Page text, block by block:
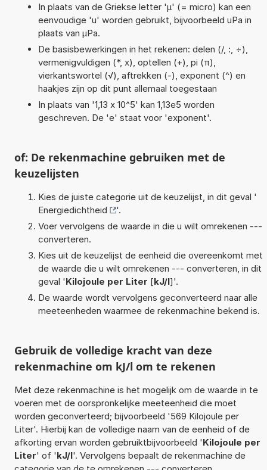
In plaats van de Griekse letter 'µ' (= micro) kan een
eenvoudige 'u' worden gebruikt, bijvoorbeeld uPa in
plaats van µPa.
De basisbewerkingen in het rekenen: delen (/, :, ÷),
vermenigvuldigen (*, x), optellen (+), pi (π),
vierkantswortel (√), aftrekken (-), exponent (^) en
haakjes zijn op dit punt allemaal toegestaan
In plaats van '1,13 x 10^5' kan 1,13e5 worden
geschreven. De 'e' staat voor 'exponent'.
of: De rekenmachine gebruiken met de
keuzelijsten
Kies de juiste categorie uit de keuzelijst, in dit geval '
Energiedichtheid
'.
Voer vervolgens de waarde in die u wilt omrekenen ---
converteren.
Kies uit de keuzelijst de eenheid die overeenkomt met
de waarde die u wilt omrekenen --- converteren, in dit
geval 'Kilojoule per Liter [kJ/l]'.
De waarde wordt vervolgens geconverteerd naar alle
meeteenheden waarmee de rekenmachine bekend is.
Gebruik de volledige kracht van deze
rekenmachine om kJ/l om te rekenen
Met deze rekenmachine is het mogelijk om de waarde in te
voeren met de oorspronkelijke meeteenheid die moet
worden geconverteerd; bijvoorbeeld '569 Kilojoule per
Liter'. Hierbij kan de volledige naam van de eenheid of de
afkorting ervan worden gebruiktbijvoorbeeld 'Kilojoule per
Liter' of 'kJ/l'. Vervolgens bepaalt de rekenmachine de